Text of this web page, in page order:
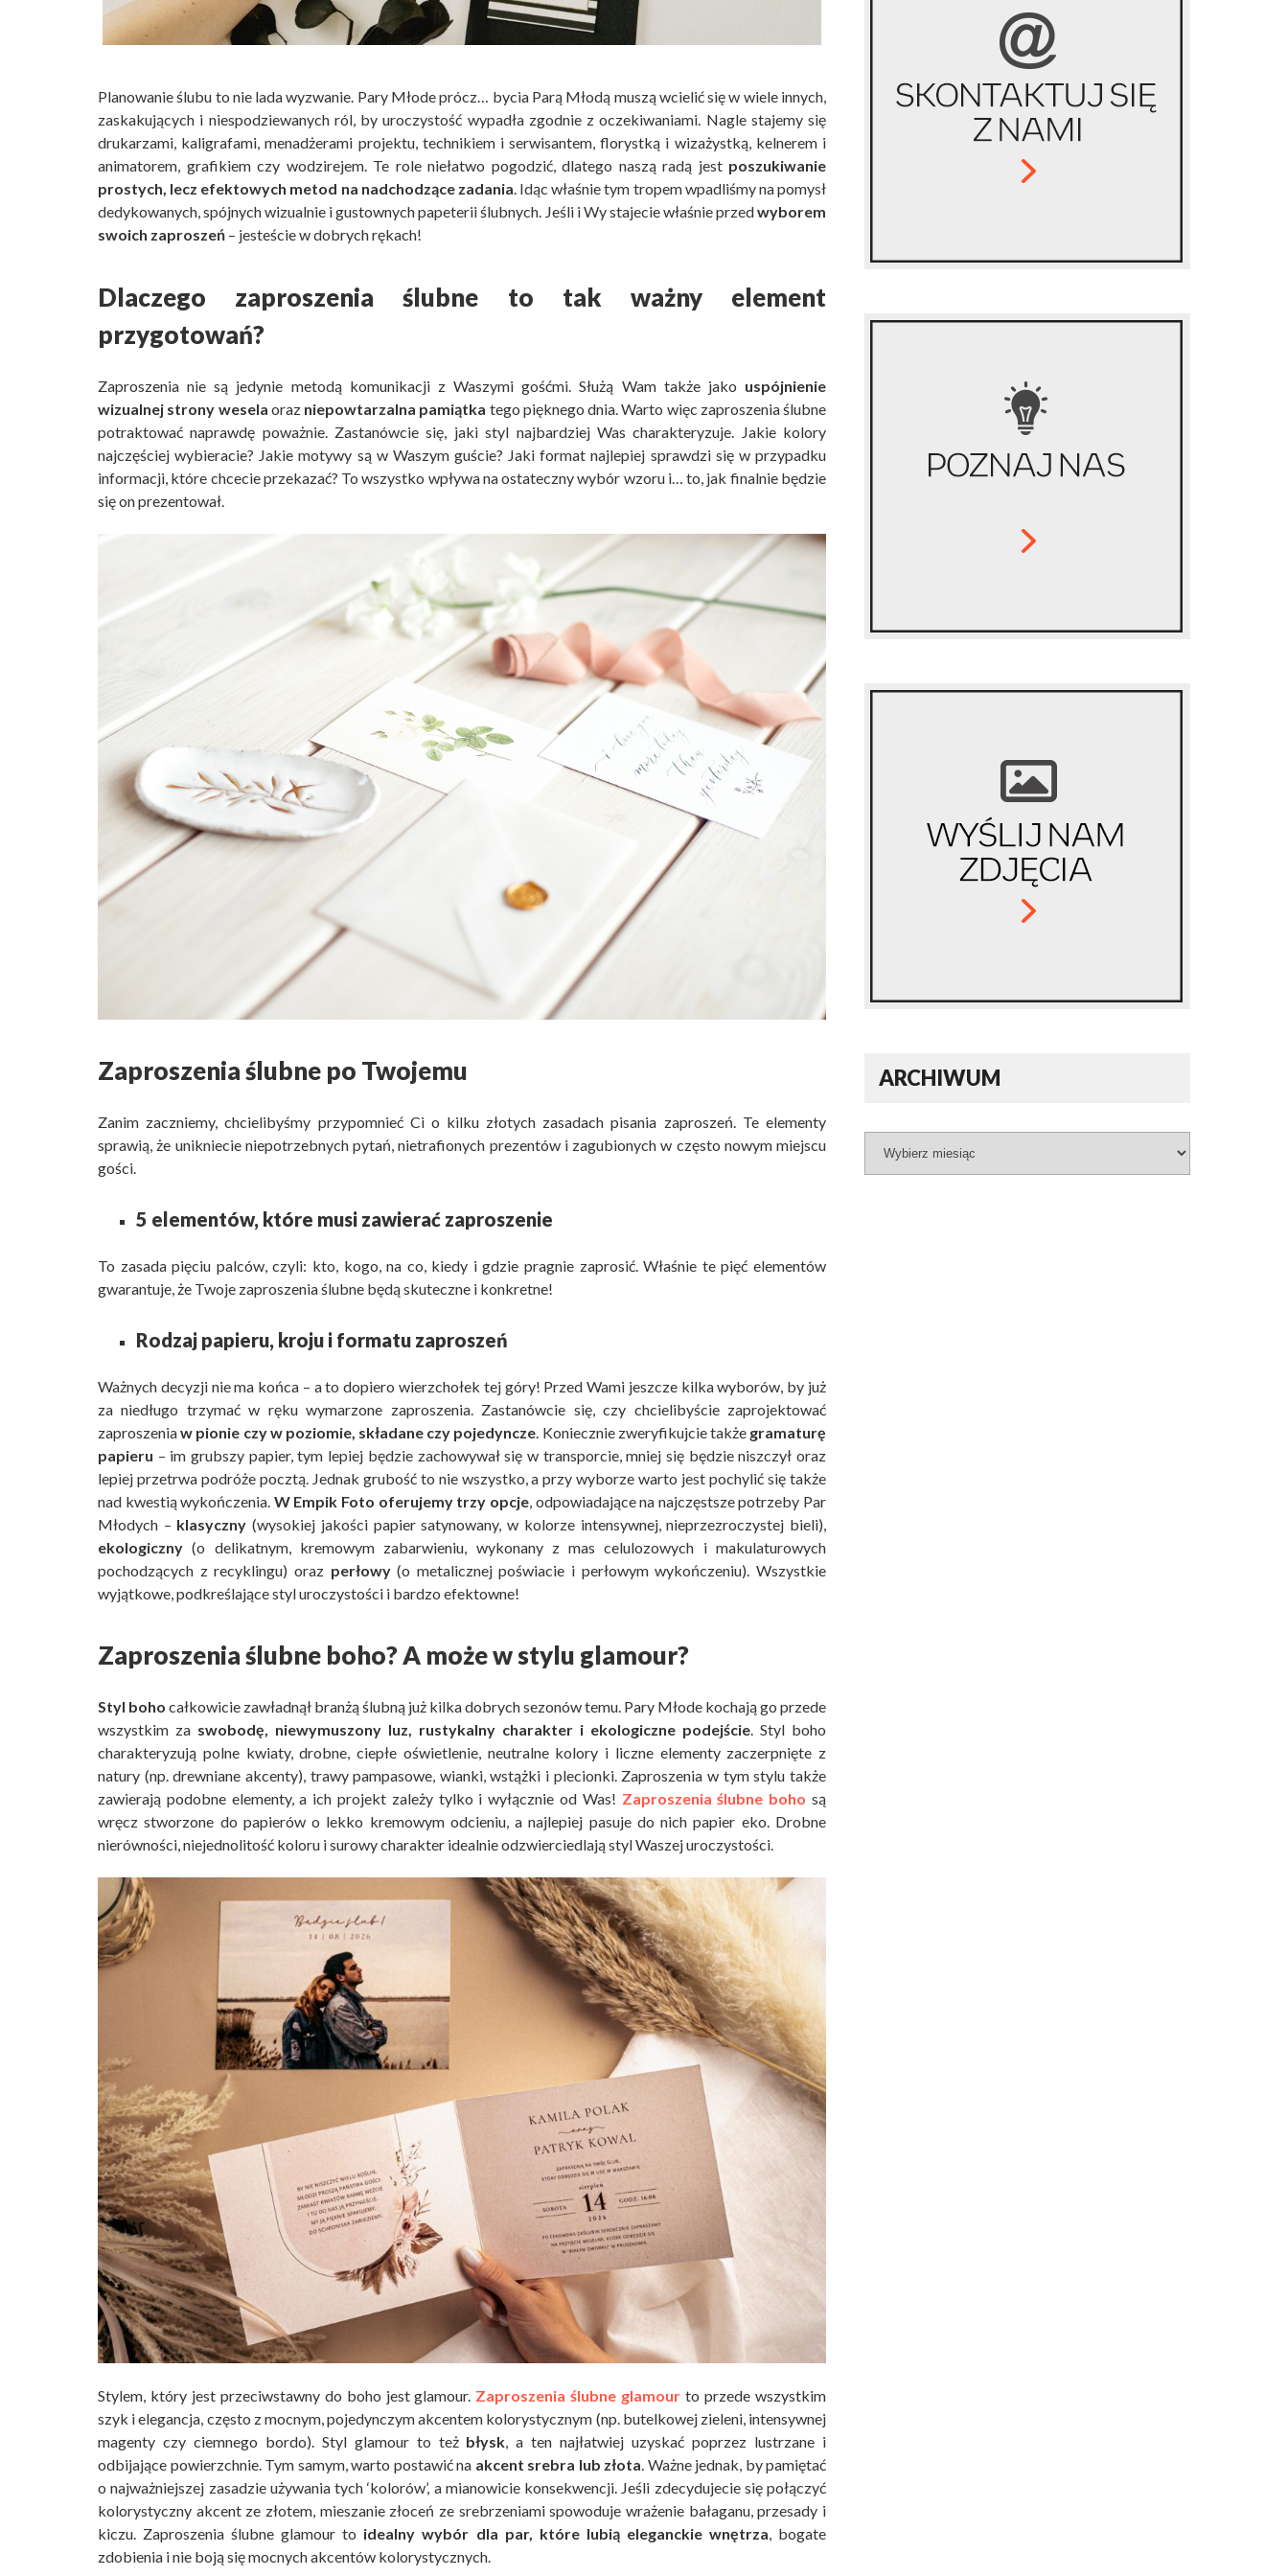
Planowanie ślubu to nie lada wyzwanie. Pary Młode prócz… bycia Parą Młodą muszą wcielić się w wiele innych,
zaskakujących i niespodziewanych ról, by uroczystość wypadła zgodnie z oczekiwaniami. Nagle stajemy się
drukarzami, kaligrafami, menadżerami projektu, technikiem i serwisantem, florystką i wizażystką, kelnerem i
animatorem, grafikiem czy wodzirejem. Te role niełatwo pogodzić, dlatego naszą radą jest poszukiwanie
prostych, lecz efektowych metod na nadchodzące zadania. Idąc właśnie tym tropem wpadliśmy na pomysł
dedykowanych, spójnych wizualnie i gustownych papeterii ślubnych. Jeśli i Wy stajecie właśnie przedwyborem
swoich zaproszeń – jesteście w dobrych rękach!
Dlaczego zaproszenia ślubne to tak ważny element
przygotowań?
Zaproszenia nie są jedynie metodą komunikacji z Waszymi gośćmi. Służą Wam także jako uspójnienie
wizualnej strony wesela oraz niepowtarzalna pamiątka tego pięknego dnia. Warto więc zaproszenia ślubne
potraktować naprawdę poważnie. Zastanówcie się, jaki styl najbardziej Was charakteryzuje. Jakie kolory
najczęściej wybieracie? Jakie motywy są w Waszym guście? Jaki format najlepiej sprawdzi się w przypadku
informacji, które chcecie przekazać? To wszystko wpływa na ostateczny wybór wzoru i… to, jak finalnie będzie
się on prezentował.
Zaproszenia ślubne po Twojemu
Zanim zaczniemy, chcielibyśmy przypomnieć Ci o kilku złotych zasadach pisania zaproszeń. Te elementy
sprawią, że unikniecie niepotrzebnych pytań, nietrafionych prezentów i zagubionych w często nowym miejscu
gości.
5 elementów, które musi zawierać zaproszenie
To zasada pięciu palców, czyli: kto, kogo, na co, kiedy i gdzie pragnie zaprosić. Właśnie te pięć elementów
gwarantuje, że Twoje zaproszenia ślubne będą skuteczne i konkretne!
Rodzaj papieru, kroju i formatu zaproszeń
Ważnych decyzji nie ma końca – a to dopiero wierzchołek tej góry! Przed Wami jeszcze kilka wyborów, by już
za niedługo trzymać w ręku wymarzone zaproszenia. Zastanówcie się, czy chcielibyście zaprojektować
zaproszeniaw pionie czy w poziomie, składane czy pojedyncze . Koniecznie zweryfikujcie także gramaturę
papieru – im grubszy papier, tym lepiej będzie zachowywał się w transporcie, mniej się będzie niszczył oraz
lepiej przetrwa podróże pocztą. Jednak grubość to nie wszystko, a przy wyborze warto jest pochylić się także
nad kwestią wykończenia. W Empik Foto oferujemy trzy opcje, odpowiadające na najczęstsze potrzeby Par
Młodych – klasyczny (wysokiej jakości papier satynowany, w kolorze intensywnej, nieprzezroczystej bieli),
ekologiczny (o delikatnym, kremowym zabarwieniu, wykonany z mas celulozowych i makulaturowych
pochodzących z recyklingu) oraz perłowy(o metalicznej poświacie i perłowym wykończeniu). Wszystkie
wyjątkowe, podkreślające styl uroczystości i bardzo efektowne!
Zaproszenia ślubne boho? A może w stylu glamour?
Styl boho całkowicie zawładnął branżą ślubną już kilka dobrych sezonów temu. Pary Młode kochają go przede
wszystkim za swobodę, niewymuszony luz, rustykalny charakter i ekologiczne podejście. Styl boho
charakteryzują polne kwiaty, drobne, ciepłe oświetlenie, neutralne kolory i liczne elementy zaczerpnięte z
natury (np. drewniane akcenty), trawy pampasowe, wianki, wstążki i plecionki. Zaproszenia w tym stylu także
zawierają podobne elementy, a ich projekt zależy tylko i wyłącznie od Was! Zaproszenia ślubne boho są
wręcz stworzone do papierów o lekko kremowym odcieniu, a najlepiej pasuje do nich papier eko. Drobne
nierówności, niejednolitość koloru i surowy charakter idealnie odzwierciedlają styl Waszej uroczystości.
Stylem, który jest przeciwstawny do boho jest glamour. Zaproszenia ślubne glamour to przede wszystkim
szyk i elegancja, często z mocnym, pojedynczym akcentem kolorystycznym (np. butelkowej zieleni, intensywnej
magenty czy ciemnego bordo). Styl glamour to też błysk, a ten najłatwiej uzyskać poprzez lustrzane i
odbijające powierzchnie. Tym samym, warto postawić na akcent srebra lub złota. Ważne jednak, by pamiętać
o najważniejszej zasadzie używania tych ‘kolorów’, a mianowicie konsekwencji. Jeśli zdecydujecie się połączyć
kolorystyczny akcent ze złotem, mieszanie złoceń ze srebrzeniami spowoduje wrażenie bałaganu, przesady i
kiczu. Zaproszenia ślubne glamour to idealny wybór dla par, które lubią eleganckie wnętrza, bogate
zdobienia i nie boją się mocnych akcentów kolorystycznych.
ARCHIWUM